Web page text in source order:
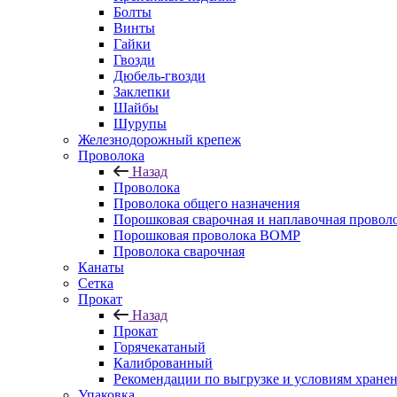
Болты
Винты
Гайки
Гвозди
Дюбель-гвозди
Заклепки
Шайбы
Шурупы
Железнодорожный крепеж
Проволока
Назад
Проволока
Проволока общего назначения
Порошковая сварочная и наплавочная
Порошковая проволока ВОМР
Проволока сварочная
Канаты
Сетка
Прокат
Назад
Прокат
Горячекатаный
Калиброванный
Рекомендации по выгрузке и условиям